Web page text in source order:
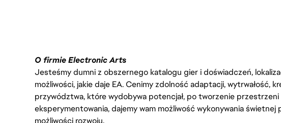
O firmie Electronic Arts
Jesteśmy dumni z obszernego katalogu gier i doświadczeń,
możliwości, jakie daje EA. Cenimy zdolność adaptacji, wytrwałość,
przywództwa, które wydobywa potencjał, po tworzenie przestrzeni
eksperymentowania, dajemy wam możliwość wykonywania świetnej
możliwości rozwoju.